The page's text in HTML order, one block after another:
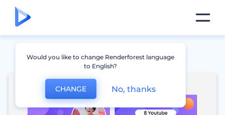
Would you like to change Renderforest language
to English?
CHANGE No, thanks